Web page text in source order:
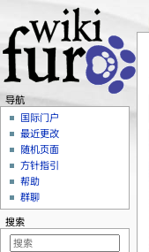
导航
国际门户
最近更改
随机页面
方针指引
帮助
群聊
搜索